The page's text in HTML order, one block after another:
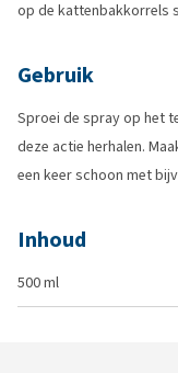
op de kattenbakkorrels
Gebruik
Sproei de spray op het
deze actie herhalen.
een keer schoon met
Inhoud
500 ml